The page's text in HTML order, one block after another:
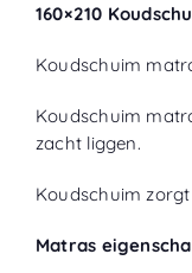
160×210
Koudschuim
Koudschuim
zacht liggen.
Koudschuim
Matras